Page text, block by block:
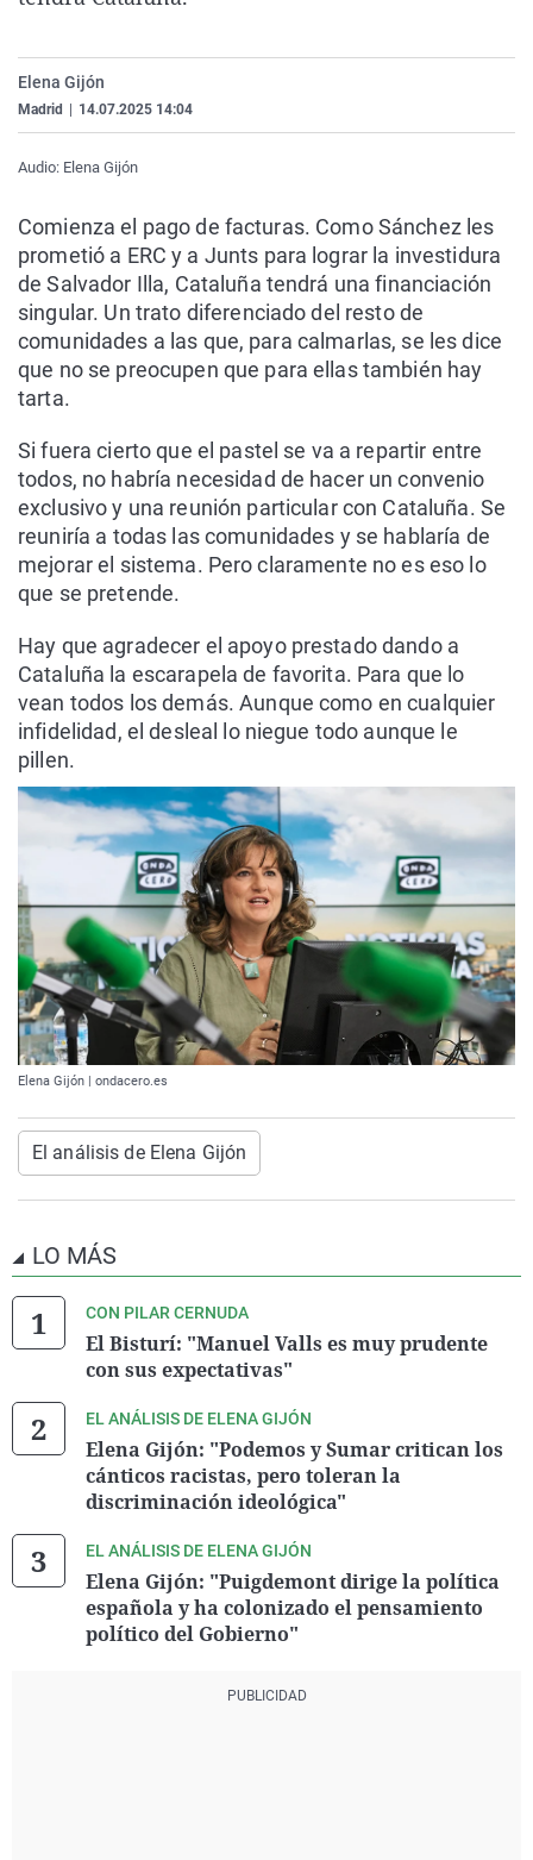
Gente viajera
Retornados
Galicia
Televisión
Elena Gijón
Madrid 14.07.2025 14:04
Audio: Elena Gijón
Comienza el pago de facturas. Como Sánchez les
prometió a ERC y a Junts para lograr la investidura
de Salvador Illa, Cataluña tendrá una financiación
singular. Un trato diferenciado del resto de
comunidades a las que, para calmarlas, se les dice
que no se preocupen que para ellas también hay
tarta.
Si fuera cierto que el pastel se va a repartir entre
todos, no habría necesidad de hacer un convenio
exclusivo y una reunión particular con Cataluña. Se
reuniría a todas las comunidades y se hablaría de
mejorar el sistema. Pero claramente no es eso lo
que se pretende.
Hay que agradecer el apoyo prestado dando a
Cataluña la escarapela de favorita. Para que lo
vean todos los demás. Aunque como en cualquier
infidelidad, el desleal lo niegue todo aunque le
pillen.
Elena Gijón | ondacero.es
El análisis de Elena Gijón
LO MÁS
CON PILAR CERNUDA
El Bisturí: "Manuel Valls es muy prudente
con sus expectativas"
EL ANÁLISIS DE ELENA GIJÓN
Elena Gijón: "Podemos y Sumar critican los
cánticos racistas, pero toleran la
discriminación ideológica"
EL ANÁLISIS DE ELENA GIJÓN
Elena Gijón: "Puigdemont dirige la política
española y ha colonizado el pensamiento
político del Gobierno"